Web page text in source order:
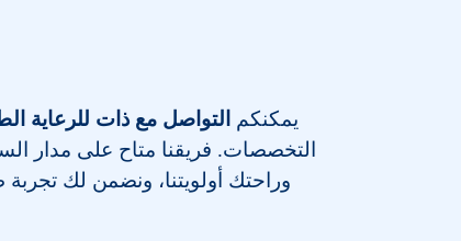
يمكنكم التواصل مع ذات للرعاية
التخصصات. فريقنا متاح على مدار
وراحتك أولويتنا، ونضمن لك تجربة